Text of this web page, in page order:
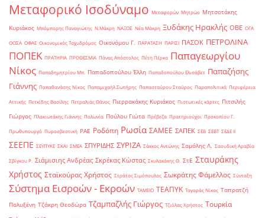
Μεταφορικό Ισοδύναμο Μεταφορών Μητρώο Μητσοτάκης
Κυριάκος Μπόμπορης Παναγιώτης Ν.Μάκρη ΝΑΞΟΣ Νέα Μάκρη Ξυδάκης Ηρακλής ΟΒΕ ΟΓΑ
ΟΟΣΑ ΟΦΑΕ Οικονομικός Ταχυδρόμος Οικονόμου Γ. ΠΑΡΑΤΑΣΗ ΠΑΡΙΣΙ ΠΑΣΟΚ ΠΕΤΡΟΛΙΝΑ
ΠΟΠΕΚ ΠΡΑΤΗΡΙΑ ΠΡΟΘΕΣΜΙΑ Πάνας Απόστολος Πέτη Πέρκα Παπαγεωργίου
Νίκος Παπαδημητρίου Μπ. Παπαδοπούλου Έλλη Παπαδοπούλου Ελισάβετ Παπαζήσης
Γιάννης Παπαθανάσης Νίκος Παπαμιχαήλ Σωτήρης Παπασταύρου Σταύρος Παραπολιτικά Περιφέρεια
Αττικής Πετκίδης Βασίλης Πετραλιάς Θάνος Πιερρακάκης Κυριάκος Πιστωτικές κάρτες Πιτσιλής
Γιώργος Πλακιωτάκης Γιάννης Πολωνία Πούλου Γιώτα Πρέβεζα Πρατηριούχοι Προκοπίου Γ.
Πρωθυπουργό Πυροσβεστική ΡΑΕ Ροδόπη Ρωσία ΣΑΜΕΕ ΣΑΠΕΚ ΣΕΒ ΣΕΒΤ ΣΕΔΕ ΙΙ
ΣΕΕΠΕ ΣΕΥΠΥΚΕ ΣΚΑΙ ΣΜΕΑ ΣΠΥΡΙΔΗΣ ΣΥΡΙΖΑ Σάκκος Αντώνης Σαμόλης Λ. Σαουδική Αραβία
Σβίγκου Ρ. Σιάμισιης Ανδρέας Σκρέκας Κώστας Σκυλακάκης Θ. ΣτΕ Σταυράκης
Χρήστος Σταϊκούρας Χρήστος Στράτος Σιμόπουλος Σωκράτης Φάμελλος Σύνταξη
Σύστημα Εισροών - Εκροών ΤΑΜΕΙΟ ΤΕΑΠΥΚ Ταγαράς Νίκος Ταπρατζή
Πολυξένη Τζάκρη Θεοδώρα Τζαμπαζλής Γιώργος Τζιόλας Χρήστος Τουρκία